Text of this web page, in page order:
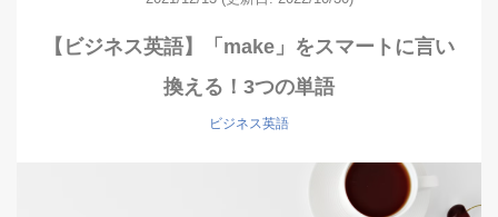
【ビジネス英語】「make」をスマートに言い
換える！3つの単語
ビジネス英語